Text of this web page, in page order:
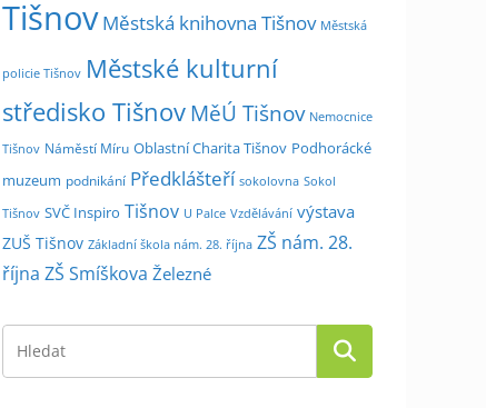
Tišnov Městská knihovna Tišnov Městská
policie Tišnov Městské kulturní
středisko Tišnov MěÚ Tišnov Nemocnice
Tišnov Náměstí Míru Oblastní Charita Tišnov Podhorácké
muzeum podnikání Předklášteří sokolovna Sokol
Tišnov SVČ Inspiro Tišnov U Palce Vzdělávání výstava
ZUŠ Tišnov Základní škola nám. 28. října ZŠ nám. 28.
října ZŠ Smíškova Železné